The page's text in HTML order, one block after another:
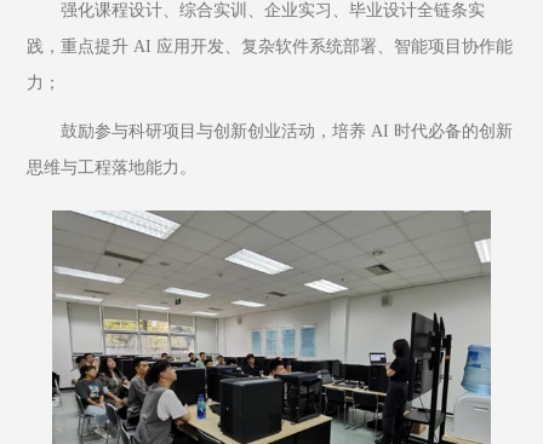
强化课程设计、综合实训、企业实习、毕业设计全链条实
践，重点提升 AI 应用开发、复杂软件系统部署、智能项目协作能
力；
鼓励参与科研项目与创新创业活动，培养 AI 时代必备的创新
思维与工程落地能力。